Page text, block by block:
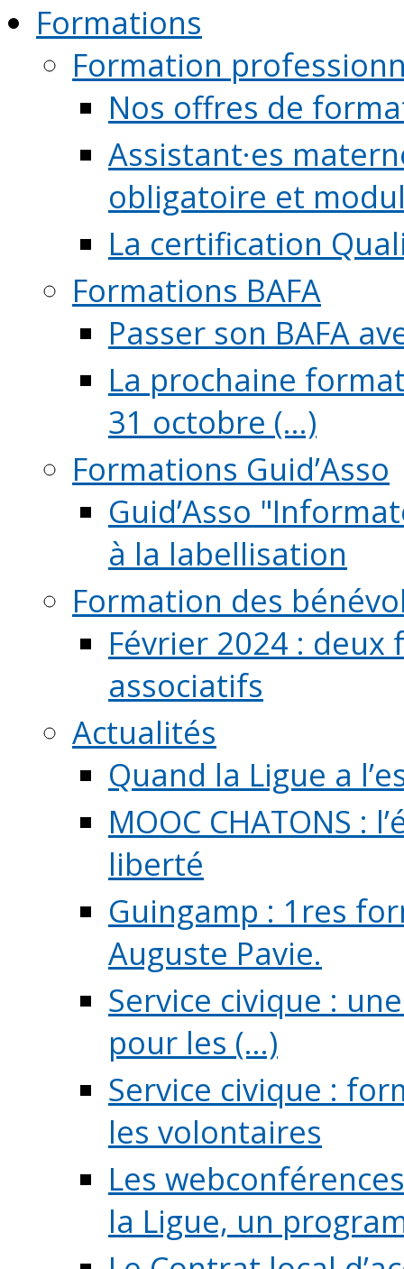
Formations
Formation
Nos offres de
Assistant·es
obligatoire et
La certification
Formations BAFA
Passer son BAFA
La prochaine
31 octobre (...)
Formations Guid’Asso
Guid’Asso
à la labellisation
Formation des
Février 2024 :
associatifs
Actualités
Quand la Ligue a
MOOC CHATONS
liberté
Guingamp : 1res
Auguste Pavie.
Service civique :
pour les (...)
Service civique :
les volontaires
Les
la Ligue, un